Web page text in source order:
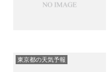
東京都の天気予報